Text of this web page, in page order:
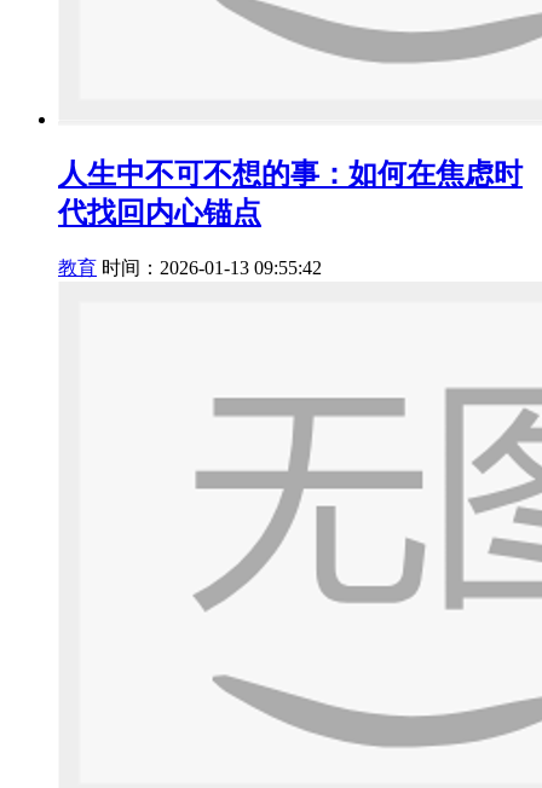
人生中不可不想的事：如何在焦虑时
代找回内心锚点
教育 时间：2026-01-13 09:55:42